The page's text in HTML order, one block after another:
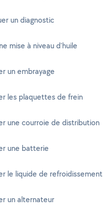
un diagnostic
mise à niveau d'huile
un embrayage
les plaquettes de frein
une courroie de distribution
une batterie
le liquide de refroidissement
un alternateur